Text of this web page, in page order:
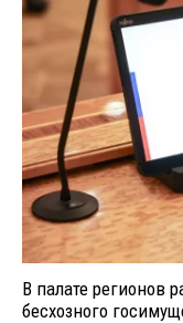
В палате регионов
бесхозного